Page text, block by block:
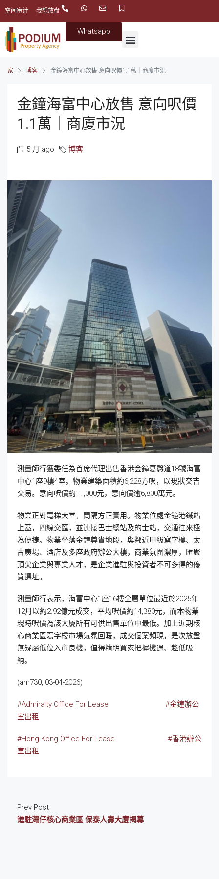
空间审计 我想放盘
Whatsapp
家 博客 金鐘海富中心放售 意向呎價1.1萬｜商廈市況
金鐘海富中心放售 意向呎價
1.1萬｜商廈市況
5 月 ago 博客
測量師行獲委任為首席代理出售香港金鐘夏慤道18號海富
中心1座9樓4室。物業建築面積約6,228方呎，以現狀交吉
交易。意向呎價約11,000元，意向價逾6,800萬元。
物業正對電梯大堂，間隔方正實用。物業位處金鐘港鐵站
上蓋，四線交匯，並連接巴士總站及的士站，交通往來極
為便捷。物業坐落金鐘尊貴地段，與鄰近甲級寫字樓、太
古廣場、酒店及多座政府辦公大樓，商業氛圍濃厚，匯聚
頂尖企業與專業人才，是企業進駐與投資者不可多得的優
質選址。
測量師行表示，海富中心1座16樓全層單位最近於2025年
12月以約2.92億元成交，平均呎價約14,380元，而本物業
現時呎價為該大廈所有可供出售單位中最低。加上近期核
心商業區寫字樓市場氣氛回暖，成交個案頻現，是次放盤
無疑屬低位入市良機，值得精明買家把握機遇、趁低吸
納。
(am730, 03-04-2026)
#Admiralty Office For Lease
#金鐘辦公
室出租
#Hong Kong Office For Lease
#香港辦公
室出租
Prev Post
進駐灣仔核心商業區 保泰人壽大廈揭幕